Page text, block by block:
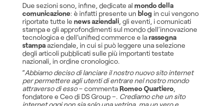
Due sezioni sono, infine, dedicate al mondo della
comunicazione: è infatti presente un blog in cui vengono
riportate tutte lenews aziendali , gli eventi, i comunicati
stampa e gli approfondimenti sul mondo dell’innovazione
tecnologica e dell’unified commerce e larassegna
stampaaziendale, in cui si può leggere una selezione
degli articoli pubblicati sulle più importanti testate
nazionali, in ordine cronologico.
“Abbiamo deciso di lanciare il nostro nuovo sito internet
per permettere agli utenti di entrare nel nostro mondo
attraverso di esso– commenta Romeo Quartiero
fondatore e Ceo di DS Group –. Crediamo che un sito
internet oggi non sia solo una vetrina, ma un vero e